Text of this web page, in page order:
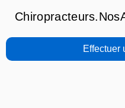
Effectuer